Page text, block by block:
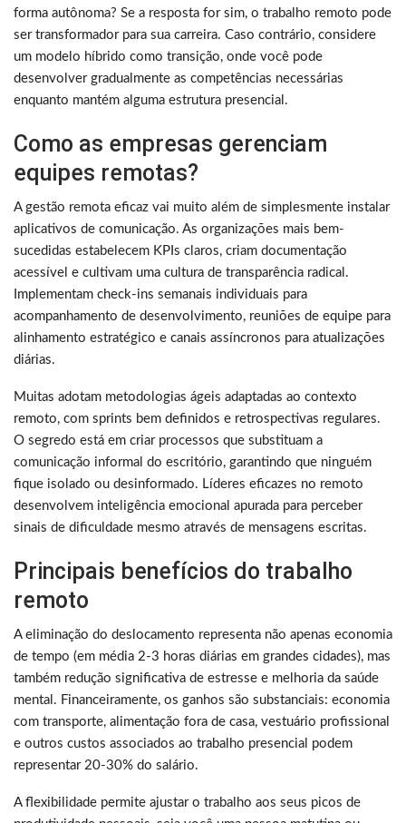
forma autônoma? Se a resposta for sim, o trabalho remoto pode
ser transformador para sua carreira. Caso contrário, considere
um modelo híbrido como transição, onde você pode
desenvolver gradualmente as competências necessárias
enquanto mantém alguma estrutura presencial.
Como as empresas gerenciam
equipes remotas?
A gestão remota eficaz vai muito além de simplesmente instalar
aplicativos de comunicação. As organizações mais bem-
sucedidas estabelecem KPIs claros, criam documentação
acessível e cultivam uma cultura de transparência radical.
Implementam check-ins semanais individuais para
acompanhamento de desenvolvimento, reuniões de equipe para
alinhamento estratégico e canais assíncronos para atualizações
diárias.
Muitas adotam metodologias ágeis adaptadas ao contexto
remoto, com sprints bem definidos e retrospectivas regulares.
O segredo está em criar processos que substituam a
comunicação informal do escritório, garantindo que ninguém
fique isolado ou desinformado. Líderes eficazes no remoto
desenvolvem inteligência emocional apurada para perceber
sinais de dificuldade mesmo através de mensagens escritas.
Principais benefícios do trabalho
remoto
A eliminação do deslocamento representa não apenas economia
de tempo (em média 2-3 horas diárias em grandes cidades), mas
também redução significativa de estresse e melhoria da saúde
mental. Financeiramente, os ganhos são substanciais: economia
com transporte, alimentação fora de casa, vestuário profissional
e outros custos associados ao trabalho presencial podem
representar 20-30% do salário.
A flexibilidade permite ajustar o trabalho aos seus picos de